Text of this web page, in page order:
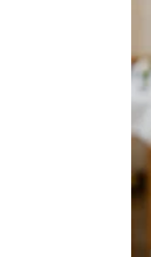
je